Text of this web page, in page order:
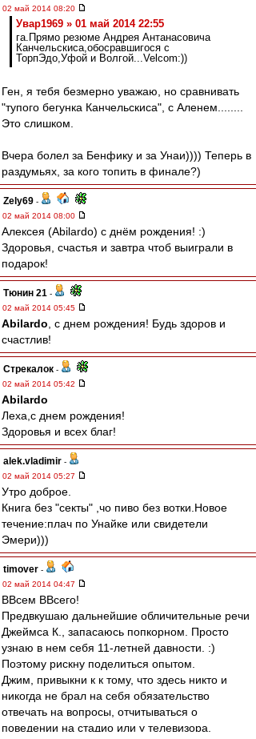
02 май 2014 08:20
Увар1969 » 01 май 2014 22:55
га.Прямо резюме Андрея Антанасовича
Канчельскиса,обосравшигося с
ТорпЭдо,Уфой и Волгой...Velcom:))
Ген, я тебя безмерно уважаю, но сравнивать
"тупого бегунка Канчельскиса", с Аленем........
Это слишком.
Вчера болел за Бенфику и за Унаи)))) Теперь в
раздумьях, за кого топить в финале?)
Zely69 -
02 май 2014 08:00
Алексея (Abilardo) с днём рождения! :)
Здоровья, счастья и завтра чтоб выиграли в
подарок!
Тюнин 21 -
02 май 2014 05:45
Abilardo , c днем рождения! Будь здоров и
счастлив!
Стрекалок -
02 май 2014 05:42
Abilardo
Леха,с днем рождения!
Здоровья и всех благ!
alek.vladimir -
02 май 2014 05:27
Утро доброе.
Книга без "секты" ,чо пиво без вотки.Новое
течение:плач по Унайке или свидетели
Эмери)))
timover -
02 май 2014 04:47
ВВсем ВВсего!
Предвкушаю дальнейшие обличительные речи
Джеймса К., запасаюсь попкорном. Просто
узнаю в нем себя 11-летней давности. :)
Поэтому рискну поделиться опытом.
Джим, привыкни к к тому, что здесь никто и
никогда не брал на себя обязательство
отвечать на вопросы, отчитываться о
поведении на стадио или у телевизора,